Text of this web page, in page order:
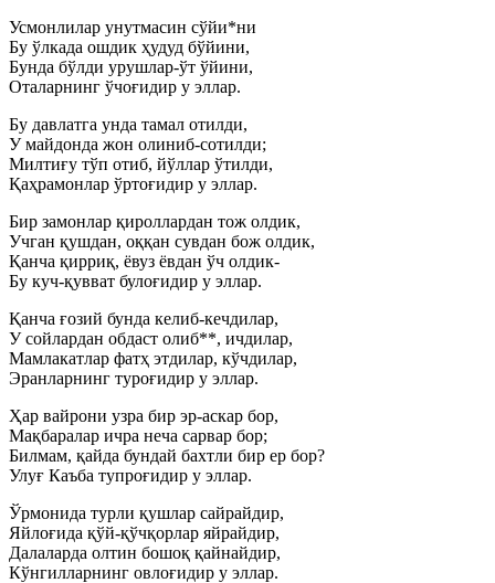
Усмонлилар унутмасин сўйи*ни
Бу ўлкада ошдик ҳудуд бўйини,
Бунда бўлди урушлар-ўт ўйини,
Оталарнинг ўчоғидир у эллар.
Бу давлатга унда тамал отилди,
У майдонда жон олиниб-сотилди;
Милтиғу тўп отиб, йўллар ўтилди,
Қаҳрамонлар ўртоғидир у эллар.
Бир замонлар қироллардан тож олдик,
Учган қушдан, оққан сувдан бож олдик,
Қанча қирриқ, ёвуз ёвдан ўч олдик-
Бу куч-қувват булоғидир у эллар.
Қанча ғозий бунда келиб-кечдилар,
У сойлардан обдаст олиб**, ичдилар,
Мамлакатлар фатҳ этдилар, кўчдилар,
Эранларнинг туроғидир у эллар.
Ҳар вайрони узра бир эр-аскар бор,
Мақбаралар ичра неча сарвар бор;
Билмам, қайда бундай бахтли бир ер бор?
Улуғ Каъба тупроғидир у эллар.
Ўрмонида турли қушлар сайрайдир,
Яйлоғида қўй-қўчқорлар яйрайдир,
Далаларда олтин бошоқ қайнайдир,
Кўнгилларнинг овлоғидир у эллар.